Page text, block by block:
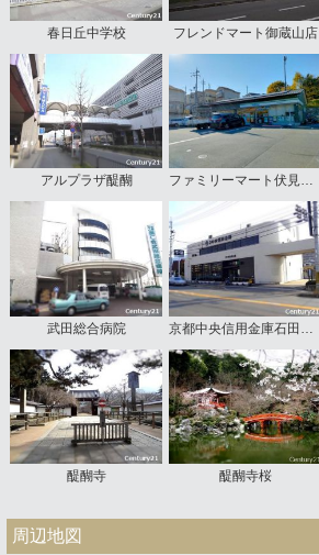
春日丘中学校 フレンドマート御蔵山店
アルプラザ醍醐 ファミリーマート伏見日野西風呂店
武田総合病院
醍醐寺 醍醐寺桜
周辺地図